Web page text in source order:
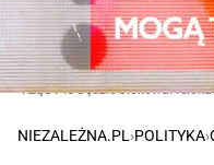
"Rząd PiS będzie blokował
NIEZALEŻNA.PL ›POLITYKA›